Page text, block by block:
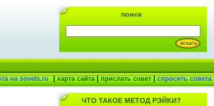
ЧТО ТАКОЕ МЕТОД РЭЙКИ?
поиск
на sovets.ru |карта сайта|прислать совет|спросить совета